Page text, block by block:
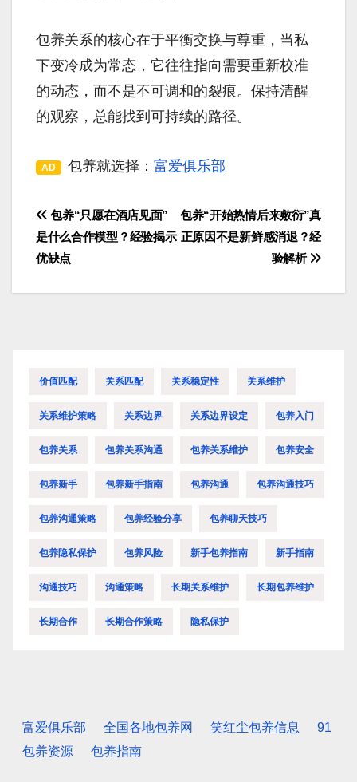
包养关系的核心在于平衡交换与尊重，当私
下变冷成为常态，它往往指向需要重新校准
的动态，而不是不可调和的裂痕。保持清醒
的观察，总能找到可持续的路径。
AD 包养就选择： 富爱俱乐部
文
章
包养“开始热情后来敷衍”真
正原因不是新鲜感消退？经
验解析
包养“只愿在酒店见面”
是什么合作模型？经验揭示
优缺点
价值匹配 关系匹配 关系稳定性 关系维护
关系维护策略 关系边界 关系边界设定 包养入门
包养关系 包养关系沟通 包养关系维护 包养安全
包养新手 包养新手指南 包养沟通 包养沟通技巧
包养沟通策略 包养经验分享 包养聊天技巧
包养隐私保护 包养风险 新手包养指南 新手指南
沟通技巧 沟通策略 长期关系维护 长期包养维护
长期合作 长期合作策略 隐私保护
富爱俱乐部 全国各地包养网 笑红尘包养信息
91
包养资源
包养指南